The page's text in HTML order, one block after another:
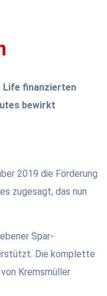
Life finanzierten
bewirkt
2019 die Förderung
zugesagt, das nun
Spar-
Die komplette
Kremsmüller